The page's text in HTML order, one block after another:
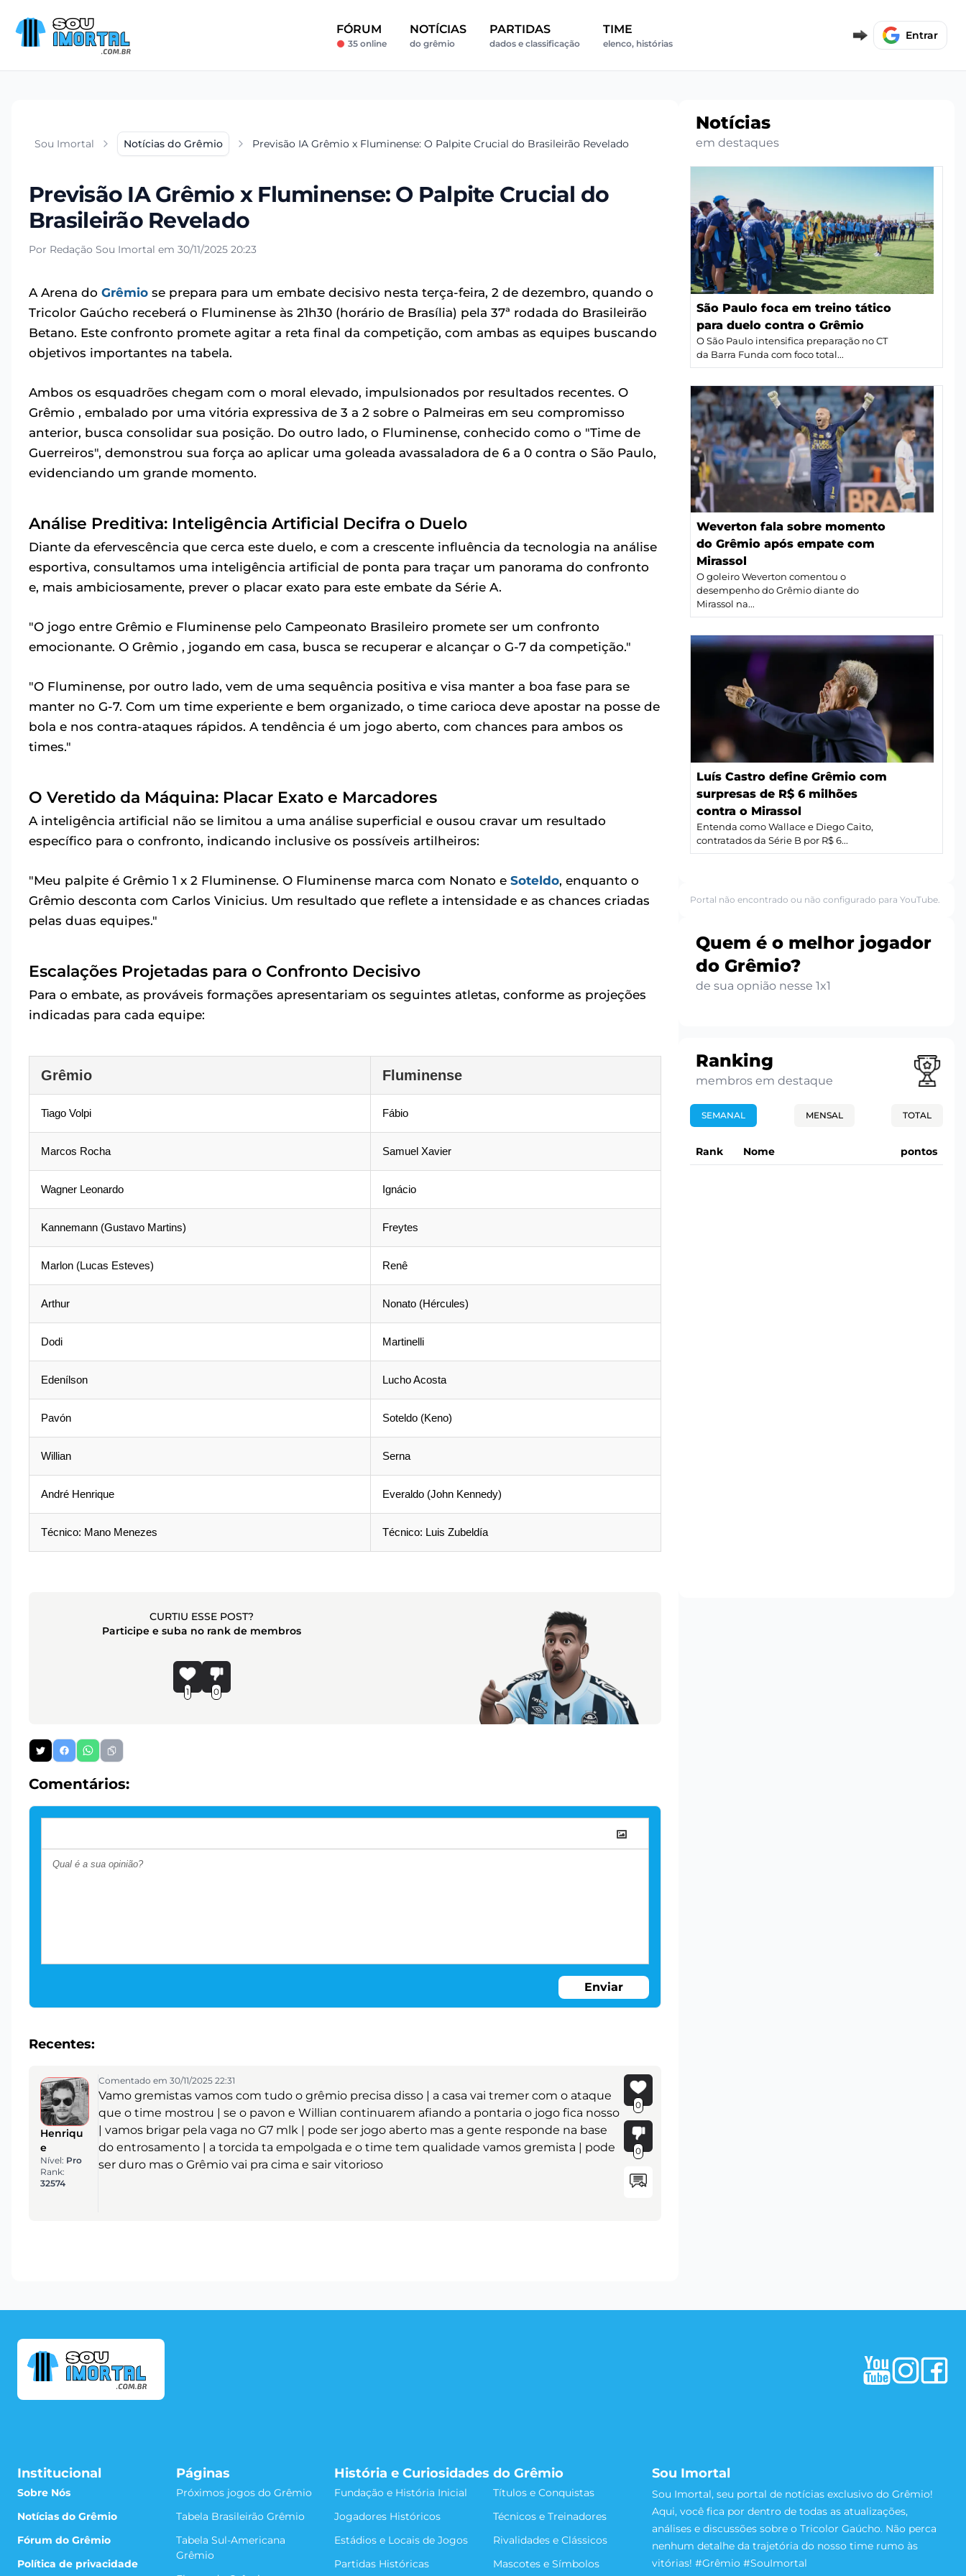
FÓRUM
35 online
NOTÍCIAS
do grêmio
PARTIDAS
dados e classificação
TIME
elenco, histórias
Entrar
Sou Imortal Notícias do Grêmio Previsão IA Grêmio x Fluminense: O Palpite Crucial do Brasileirão Revelado
Previsão IA Grêmio x Fluminense: O Palpite Crucial do
Brasileirão Revelado
Por Redação Sou Imortal em 30/11/2025 20:23
A Arena do Grêmio se prepara para um embate decisivo nesta terça-feira, 2 de dezembro, quando o
Tricolor Gaúcho receberá o Fluminense às 21h30 (horário de Brasília) pela 37ª rodada do Brasileirão
Betano. Este confronto promete agitar a reta final da competição, com ambas as equipes buscando
objetivos importantes na tabela.
Ambos os esquadrões chegam com o moral elevado, impulsionados por resultados recentes. O
Grêmio , embalado por uma vitória expressiva de 3 a 2 sobre o Palmeiras em seu compromisso
anterior, busca consolidar sua posição. Do outro lado, o Fluminense, conhecido como o "Time de
Guerreiros", demonstrou sua força ao aplicar uma goleada avassaladora de 6 a 0 contra o São Paulo,
evidenciando um grande momento.
Análise Preditiva: Inteligência Artificial Decifra o Duelo
Diante da efervescência que cerca este duelo, e com a crescente influência da tecnologia na análise
esportiva, consultamos uma inteligência artificial de ponta para traçar um panorama do confronto
e, mais ambiciosamente, prever o placar exato para este embate da Série A.
"O jogo entre Grêmio e Fluminense pelo Campeonato Brasileiro promete ser um confronto
emocionante. O Grêmio , jogando em casa, busca se recuperar e alcançar o G-7 da competição."
"O Fluminense, por outro lado, vem de uma sequência positiva e visa manter a boa fase para se
manter no G-7. Com um time experiente e bem organizado, o time carioca deve apostar na posse de
bola e nos contra-ataques rápidos. A tendência é um jogo aberto, com chances para ambos os
times."
O Veretido da Máquina: Placar Exato e Marcadores
A inteligência artificial não se limitou a uma análise superficial e ousou cravar um resultado
específico para o confronto, indicando inclusive os possíveis artilheiros:
"Meu palpite é Grêmio 1 x 2 Fluminense. O Fluminense marca com Nonato e Soteldo, enquanto o
Grêmio desconta com Carlos Vinicius. Um resultado que reflete a intensidade e as chances criadas
pelas duas equipes."
Escalações Projetadas para o Confronto Decisivo
Para o embate, as prováveis formações apresentariam os seguintes atletas, conforme as projeções
indicadas para cada equipe:
Grêmio Fluminense
Tiago Volpi Fábio
Marcos Rocha Samuel Xavier
Wagner Leonardo Ignácio
Kannemann (Gustavo Martins) Freytes
Marlon (Lucas Esteves) Renê
Arthur Nonato (Hércules)
Dodi Martinelli
Edenílson Lucho Acosta
Pavón Soteldo (Keno)
Willian Serna
André Henrique Everaldo (John Kennedy)
Técnico: Mano Menezes Técnico: Luis Zubeldía
CURTIU ESSE POST?
Participe e suba no rank de membros
1 0
Comentários:
Enviar
Recentes:
Henriqu
e
Nível: Pro
Rank:
32574
Comentado em 30/11/2025 22:31
Vamo gremistas vamos com tudo o grêmio precisa disso | a casa vai tremer com o ataque
que o time mostrou | se o pavon e Willian continuarem afiando a pontaria o jogo fica nosso
| vamos brigar pela vaga no G7 mlk | pode ser jogo aberto mas a gente responde na base
do entrosamento | a torcida ta empolgada e o time tem qualidade vamos gremista | pode
ser duro mas o Grêmio vai pra cima e sair vitorioso
0
0
Notícias
em destaques
São Paulo foca em treino tático
para duelo contra o Grêmio
O São Paulo intensifica preparação no CT
da Barra Funda com foco total...
Weverton fala sobre momento
do Grêmio após empate com
Mirassol
O goleiro Weverton comentou o
desempenho do Grêmio diante do
Mirassol na...
Luís Castro define Grêmio com
surpresas de R$ 6 milhões
contra o Mirassol
Entenda como Wallace e Diego Caito,
contratados da Série B por R$ 6...
Portal não encontrado ou não configurado para YouTube.
Quem é o melhor jogador
do Grêmio?
de sua opnião nesse 1x1
Ranking
membros em destaque
SEMANAL MENSAL TOTAL
Rank Nome pontos
Institucional
Sobre Nós
Notícias do Grêmio
Fórum do Grêmio
Política de privacidade
Páginas
Próximos jogos do Grêmio
Tabela Brasileirão Grêmio
Tabela Sul-Americana
Grêmio
História e Curiosidades do Grêmio
Fundação e História Inicial
Títulos e Conquistas
Jogadores Históricos
Técnicos e Treinadores
Estádios e Locais de Jogos
Rivalidades e Clássicos
Partidas Históricas
Mascotes e Símbolos
Sou Imortal
Sou Imortal, seu portal de notícias exclusivo do Grêmio!
Aqui, você fica por dentro de todas as atualizações,
análises e discussões sobre o Tricolor Gaúcho. Não perca
nenhum detalhe da trajetória do nosso time rumo às
vitórias! #Grêmio #SouImortal